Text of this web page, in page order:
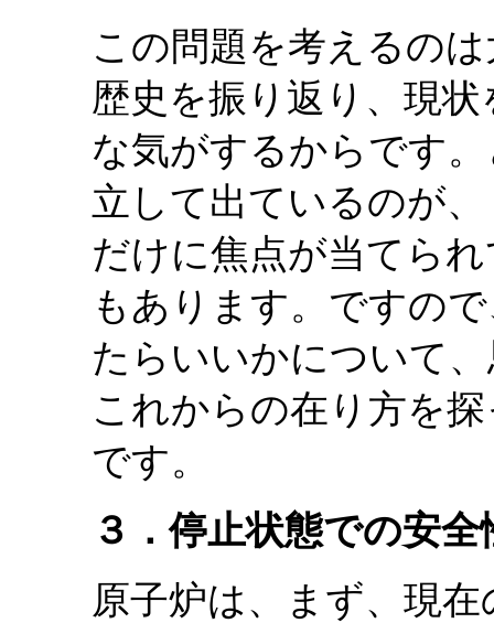
この問題を考えるの
歴史を振り返り、現
な気がするからです
立して出ているのが
だけに焦点が当てら
もあります。ですの
たらいいかについて
これからの在り方を
です。
３．停止状態での安全
原子炉は、まず、現